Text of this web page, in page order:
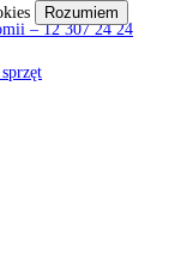
– 12 307 24 24
Rozumiem